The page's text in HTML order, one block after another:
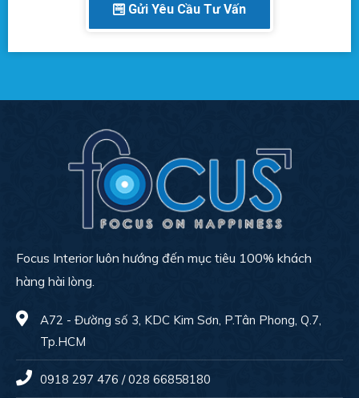
Gửi Yêu Cầu Tư Vấn
Focus Interior luôn hướng đến mục tiêu 100% khách
hàng hài lòng.
A72 - Đường số 3, KDC Kim Sơn, P.Tân Phong, Q.7,
Tp.HCM
0918 297 476 / 028 66858180